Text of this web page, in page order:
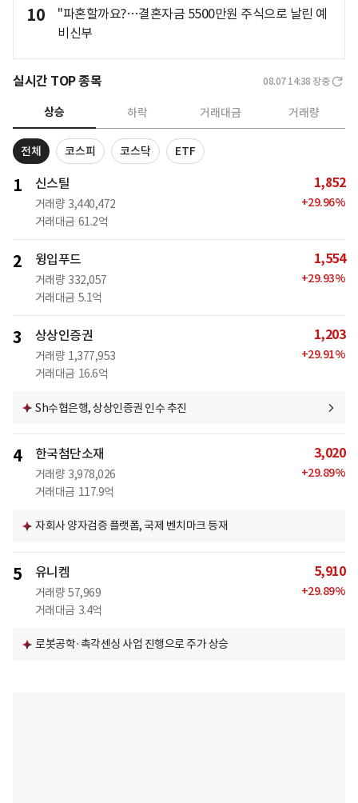
10
"파혼할까요?…결혼자금 5500만원 주식으로 날린 예
비신부
실시간 TOP 종목 08.07 14:38 장중
상승 하락 거래대금 거래량
전체 코스피 코스닥 ETF
1 신스틸
거래량 3,440,472
거래대금 61.2억
1,852
+29.96%
2 윙입푸드
거래량 332,057
거래대금 5.1억
1,554
+29.93%
3 상상인증권
거래량 1,377,953
거래대금 16.6억
1,203
+29.91%
Sh수협은행, 상상인증권 인수 추진
4 한국첨단소재
거래량 3,978,026
거래대금 117.9억
3,020
+29.89%
자회사 양자검증 플랫폼, 국제 벤치마크 등재
5 유니켐
거래량 57,969
거래대금 3.4억
5,910
+29.89%
로봇공학·촉각센싱 사업 진행으로 주가 상승